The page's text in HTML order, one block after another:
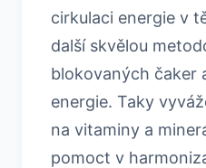
cirkulaci energie v
další skvělou
blokovaných čaker
energie. Taky
na vitaminy a
pomoct v